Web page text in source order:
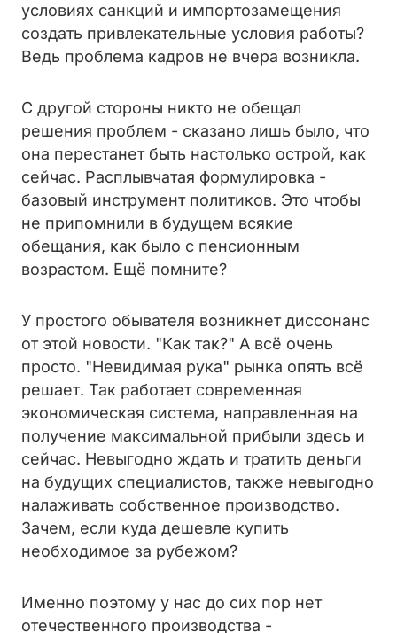
условиях санкций и импортозамещения
создать привлекательные условия работы?
Ведь проблема кадров не вчера возникла.
С другой стороны никто не обещал
решения проблем - сказано лишь было, что
она перестанет быть настолько острой, как
сейчас. Расплывчатая формулировка -
базовый инструмент политиков. Это чтобы
не припомнили в будущем всякие
обещания, как было с пенсионным
возрастом. Ещё помните?
У простого обывателя возникнет диссонанс
от этой новости. "Как так?" А всё очень
просто. "Невидимая рука" рынка опять всё
решает. Так работает современная
экономическая система, направленная на
получение максимальной прибыли здесь и
сейчас. Невыгодно ждать и тратить деньги
на будущих специалистов, также невыгодно
налаживать собственное производство.
Зачем, если куда дешевле купить
необходимое за рубежом?
Именно поэтому у нас до сих пор нет
отечественного производства -